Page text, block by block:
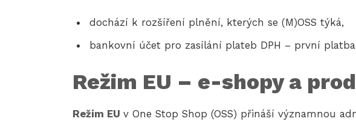
dochází k rozšíření plnění, kterých se (M)OSS týká,
bankovní účet pro zasílání plateb DPH – první
Režim EU – e-shopy a
Režim EU v One Stop Shop (OSS) přináší významnou